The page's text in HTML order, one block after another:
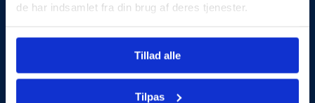
de har indsamlet fra din brug af deres tjenester.
Tillad alle
Tilpas